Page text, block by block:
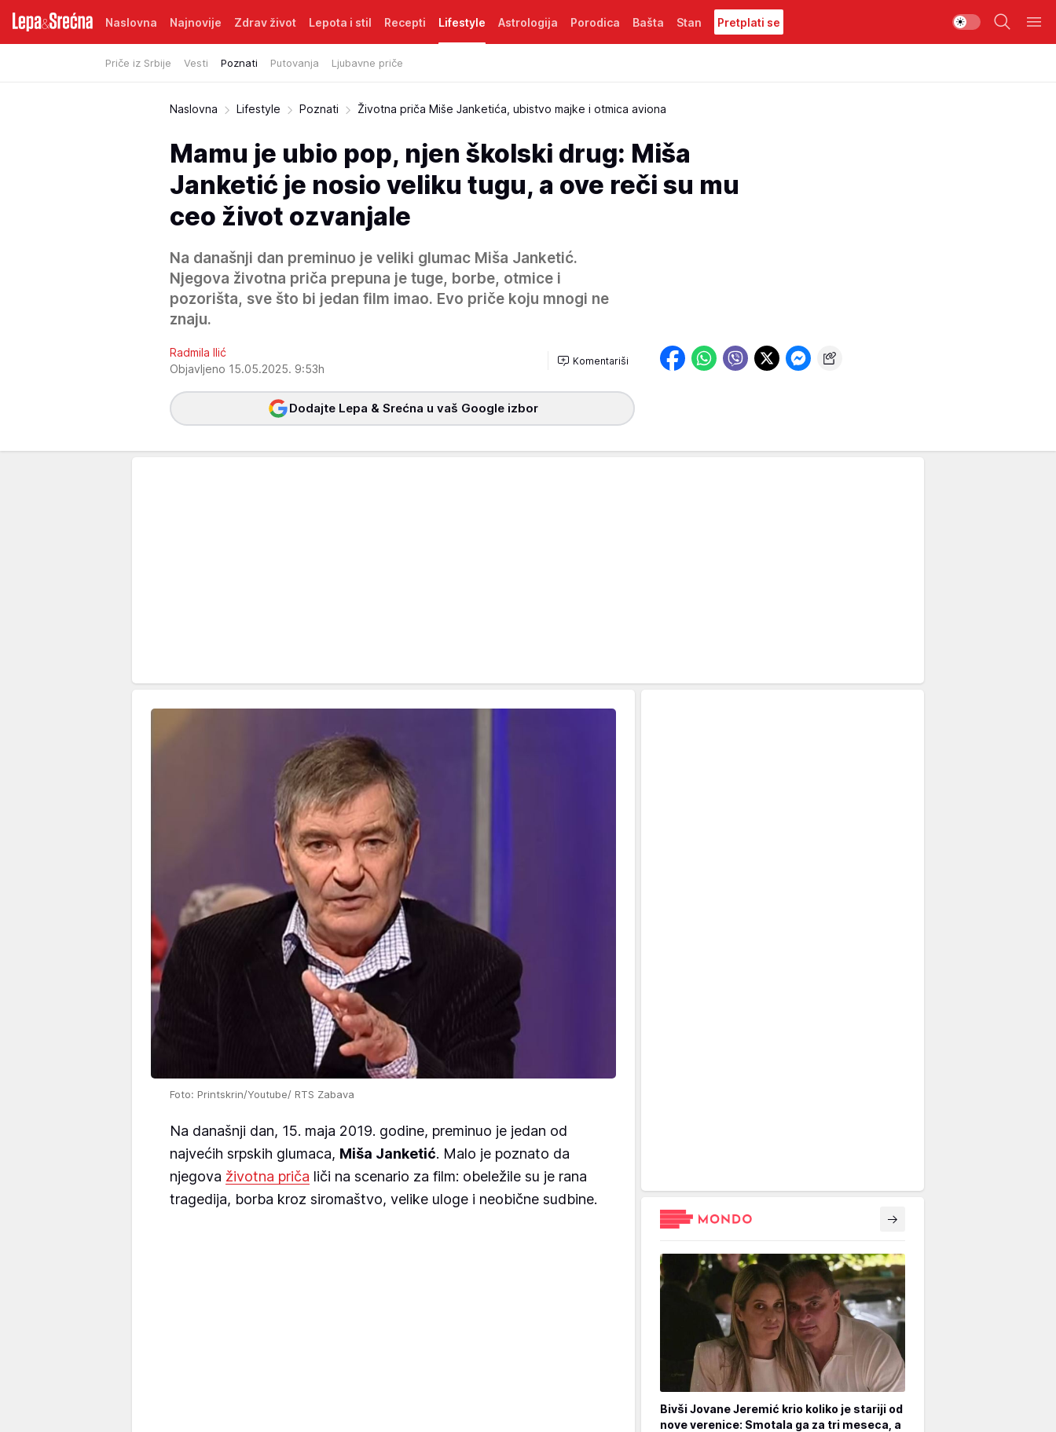
Naslovna Najnovije Zdrav život Lepota i stil Recepti Lifestyle
Priče iz Srbije Vesti Poznati Putovanja Ljubavne priče
Astrologija Porodica Bašta Stan Pretplati se
Naslovna Lifestyle Poznati Životna priča Miše Janketića, ubistvo majke i otmica aviona
Mamu je ubio pop, njen školski drug: Miša
Janketić je nosio veliku tugu, a ove reči su mu
ceo život ozvanjale
Na današnji dan preminuo je veliki glumac Miša Janketić.
Njegova životna priča prepuna je tuge, borbe, otmice i
pozorišta, sve što bi jedan film imao. Evo priče koju mnogi ne
znaju.
Radmila Ilić
Objavljeno 15.05.2025. 9:53h
Komentariši
Dodajte Lepa & Srećna u vaš Google izbor
Foto: Printskrin/Youtube/ RTS Zabava
Na današnji dan, 15. maja 2019. godine, preminuo je jedan od
najvećih srpskih glumaca, Miša Janketić. Malo je poznato da
njegova životna priča liči na scenario za film: obeležile su je rana
tragedija, borba kroz siromaštvo, velike uloge i neobične sudbine.
Bivši Jovane Jeremić krio koliko je stariji od
nove verenice: Smotala ga za tri meseca, a